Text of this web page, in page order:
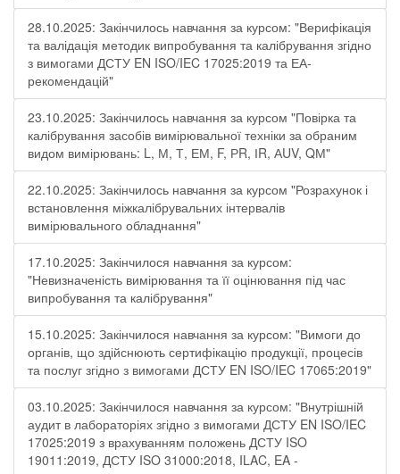
28.10.2025: Закінчилось навчання за курсом: "Верифікація
та валідація методик випробування та калібрування згідно
з вимогами ДСТУ EN ISO/IEC 17025:2019 та ЕА-
рекомендацій"
23.10.2025: Закінчилось навчання за курсом "Повірка та
калібрування засобів вимірювальної техніки за обраним
видом вимірювань: L, М, Т, ЕМ, F, РR, ІR, АUV, QМ"
22.10.2025: Закінчилось навчання за курсом "Розрахунок і
встановлення міжкалібрувальних інтервалів
вимірювального обладнання"
17.10.2025: Закінчилося навчання за курсом:
"Невизначеність вимірювання та її оцінювання під час
випробування та калібрування"
15.10.2025: Закінчилося навчання за курсом: "Вимоги до
органів, що здійснюють сертифікацію продукції, процесів
та послуг згідно з вимогами ДСТУ EN ISO/IEC 17065:2019"
03.10.2025: Закінчилося навчання за курсом: "Внутрішній
аудит в лабораторіях згідно з вимогами ДСТУ EN ISO/IEC
17025:2019 з врахуванням положень ДСТУ ISO
19011:2019, ДСТУ ISO 31000:2018, ILAC, EA -